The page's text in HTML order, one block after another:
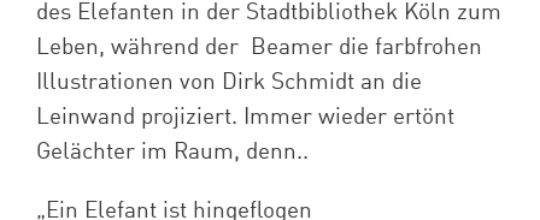
des Elefanten in der Stadtbibliothek Köln zum
Leben, während der Beamer die farbfrohen
Illustrationen von Dirk Schmidt an die
Leinwand projiziert. Immer wieder ertönt
Gelächter im Raum, denn..
„Ein Elefant ist hingeflogen